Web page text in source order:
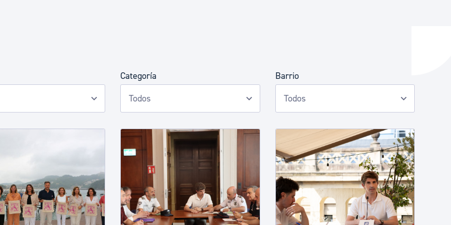
Igualdad, Derechos Humanos y convivencia
Turismo
Categoría Barrio